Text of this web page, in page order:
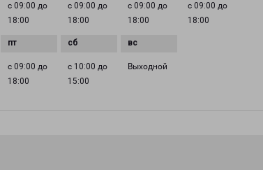
с 09:00 до
18:00
с 09:00 до
18:00
с 09:00 до
18:00
с 09:00 до
18:00
с 09:00 до
18:00
с 10:00 до
15:00
Выходной